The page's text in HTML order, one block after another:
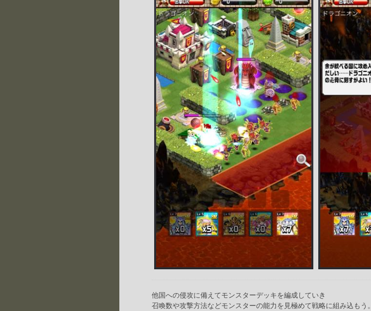
他国への侵攻に備えてモンスターデッキを編成していき
召喚数や攻撃方法などモンスターの能力を見極めて戦略に組み込もう。